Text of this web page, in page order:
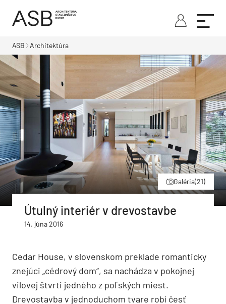
ASB Architektúra
Galéria(21)
Útulný interiér v drevostavbe
14. júna 2016
Cedar House, v slovenskom preklade romanticky
znejúci „cédrový dom“, sa nachádza v pokojnej
vilovej štvrti jedného z poľských miest.
Drevostavba v jednoduchom tvare robí česť